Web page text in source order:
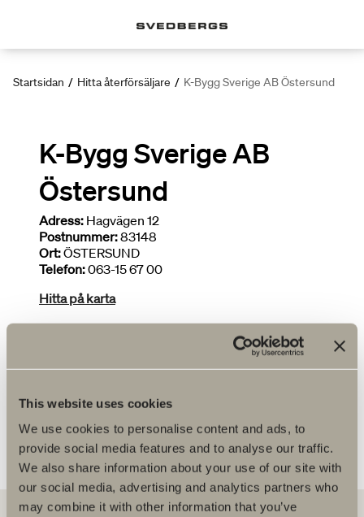
This website uses cookies
We use cookies to personalise content and ads, to
provide social media features and to analyse our traffic.
We also share information about your use of our site with
our social media, advertising and analytics partners who
may combine it with other information that you’ve
Startsidan / Hitta återförsäljare / K-Bygg Sverige AB Östersund
K-Bygg Sverige AB
Östersund
Adress: Hagvägen 12
Postnummer:83148
Ort:ÖSTERSUND
Telefon:063-15 67 00
Hitta på karta
Deltar i kampanjer